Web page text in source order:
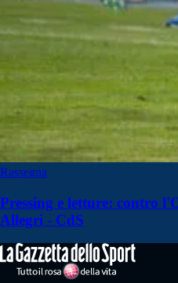
Rassegna
Pressing e letture: contro
Allegri - CdS